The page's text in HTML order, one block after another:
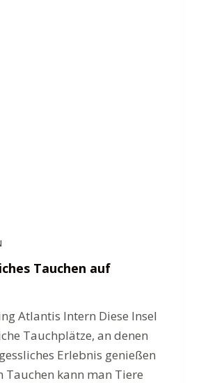
Tauchen auf
Atlantis Intern Diese Insel
Tauchplätze, an denen
Erlebnis genießen
Tauchen kann man Tiere